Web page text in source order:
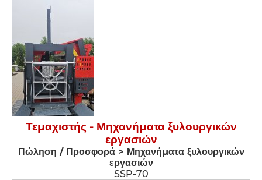
Τεμαχιστής - Μηχανήματα ξυλουργικών
εργασιών
Πώληση / Προσφορά > Μηχανήματα ξυλουργικών
εργασιών
SSP-70